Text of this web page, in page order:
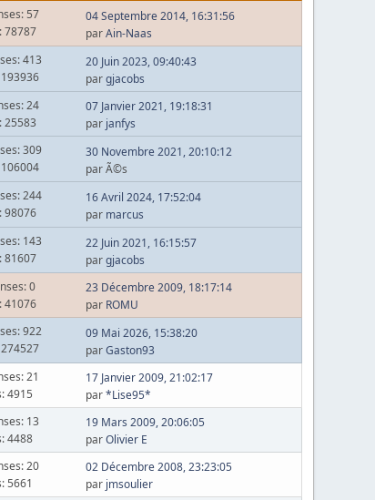
57
78787
04 Septembre 2014, 16:31:56
parAin-Naas
413
20 Juin 2023, 09:40:43
pargjacobs
24
25583
07 Janvier 2021, 19:18:31
par janfys
309
30 Novembre 2021, 20:10:12
par Ã©s
244
98076
16 Avril 2024, 17:52:04
par marcus
143
81607
22 Juin 2021, 16:15:57
pargjacobs
0
41076
23 Décembre 2009, 18:17:14
par ROMU
922
09 Mai 2026, 15:38:20
parGaston93
21
4915
17 Janvier 2009, 21:02:17
par*Lise95*
13
4488
19 Mars 2009, 20:06:05
parOlivier E
20
5661
02 Décembre 2008, 23:23:05
par jmsoulier